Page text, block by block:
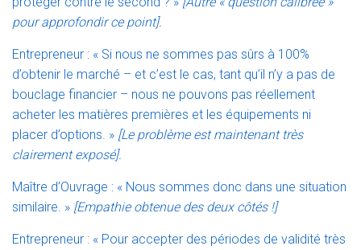
pour approfondir ce point].
Entrepreneur : « Si nous ne sommes pas sûrs à 100%
d’obtenir le marché – et c’est le cas, tant qu’il n’y a pas de
bouclage financier – nous ne pouvons pas réellement
acheter les matières premières et les équipements ni
placer d’options. » [Le problème est maintenant très
clairement exposé].
Maître d’Ouvrage : « Nous sommes donc dans une situation
similaire. » [Empathie obtenue des deux côtés !]
Entrepreneur : « Pour accepter des périodes de validité très